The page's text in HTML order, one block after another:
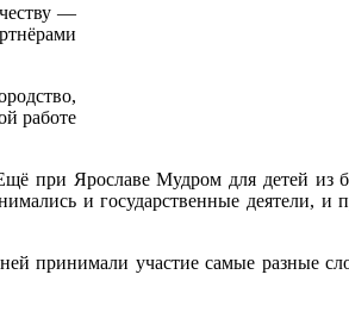
—
работе
при Ярославе Мудром для детей из
и государственные деятели, и
принимали участие самые разные